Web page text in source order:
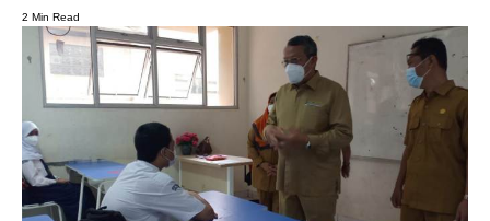
2 Min Read